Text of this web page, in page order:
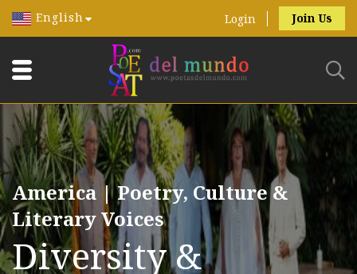
English Login Join Us
America | Poetry, Culture &
Literary Voices
Diversity &